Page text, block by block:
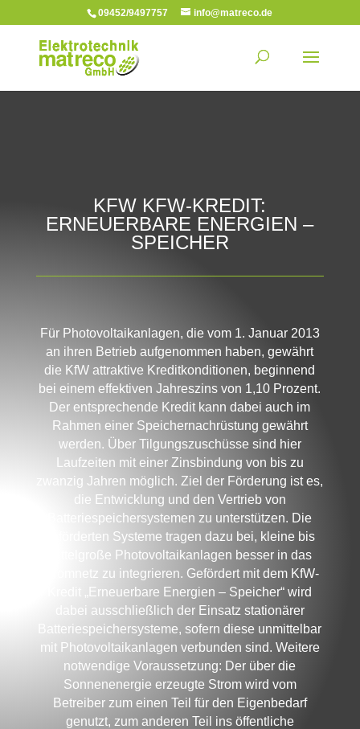
09452/9497757 info@matreco.de
KFW KFW-KREDIT:
ERNEUERBARE ENERGIEN –
SPEICHER
Für Photovoltaikanlagen, die vom 1. Januar 2013
an ihren Betrieb aufgenommen haben, gewährt
die KfW attraktive Kreditkonditionen, beginnend
bei einem effektiven Jahreszins von 1,10 Prozent.
Der entsprechende Kredit kann dabei auch im
Rahmen einer Speichernachrüstung gewährt
werden. Über Tilgungszuschüsse sind hier
Laufzeiten mit einer Zinsbindung von bis zu
zwanzig Jahren möglich. Ziel der Förderung ist es,
die Entwicklung und den Vertrieb von
Batteriespeichersystemen zu unterstützen. Die
geförderten Systeme tragen dazu bei, kleine bis
mittelgroße Photovoltaikanlagen besser in das
Stromnetz zu integrieren. Gefördert mit dem KfW-
Kredit „Erneuerbare Energien – Speicher“ wird
dabei ausschließlich der Einsatz stationärer
Batteriespeichersysteme, sofern diese unmittelbar
mit Photovoltaikanlagen verbunden sind. Weitere
notwendige Voraussetzung: Der über die
Sonnenenergie erzeugte Strom wird vom
Betreiber zum einen Teil für den Eigenbedarf
genutzt, zum anderen Teil ins öffentliche